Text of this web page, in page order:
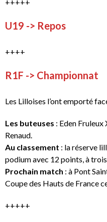
U19 -> Repos
++++
R1F -> Championnat
Les Lilloises l’ont emporté
Les buteuses : Eden
Renaud.
Au classement : la réserve
podium avec 12 points, à
Prochain match : à Pont
Coupe des Hauts de France
+++++